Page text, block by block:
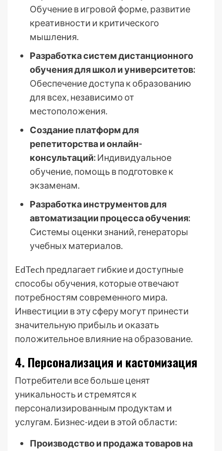
Обучение в игровой форме, развитие
креативности и критического
мышления.
Разработка систем дистанционного
обучения для школ и университетов:
Обеспечение доступа к образованию
для всех, независимо от
местоположения.
Создание платформ для
репетиторства и онлайн-
консультаций:Индивидуальное
обучение, помощь в подготовке к
экзаменам.
Разработка инструментов для
автоматизации процесса обучения:
Системы оценки знаний, генераторы
учебных материалов.
EdTech предлагает гибкие и доступные
способы обучения, которые отвечают
потребностям современного мира.
Инвестиции в эту сферу могут принести
значительную прибыль и оказать
положительное влияние на образование.
4. Персонализация и кастомизация
Потребители все больше ценят
уникальность и стремятся к
персонализированным продуктам и
услугам. Бизнес-идеи в этой области:
Производство и продажа товаров на